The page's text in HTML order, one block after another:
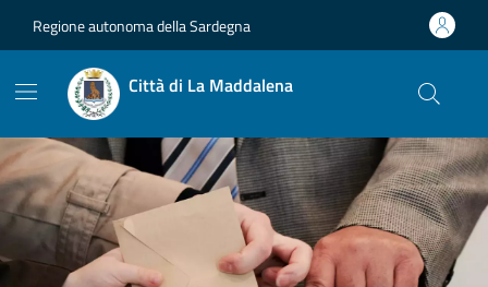
Regione autonoma della Sardegna
Città di La Maddalena